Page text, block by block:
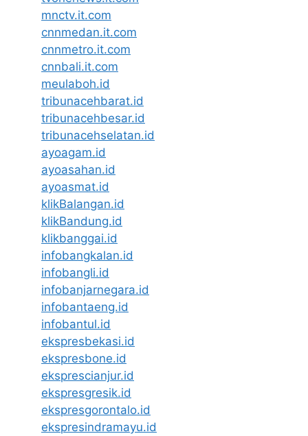
mnctv.it.com
cnnmedan.it.com
cnnmetro.it.com
cnnbali.it.com
meulaboh.id
tribunacehbarat.id
tribunacehbesar.id
tribunacehselatan.id
ayoagam.id
ayoasahan.id
ayoasmat.id
klikBalangan.id
klikBandung.id
klikbanggai.id
infobangkalan.id
infobangli.id
infobanjarnegara.id
infobantaeng.id
infobantul.id
ekspresbekasi.id
ekspresbone.id
eksprescianjur.id
ekspresgresik.id
ekspresgorontalo.id
ekspresindramayu.id